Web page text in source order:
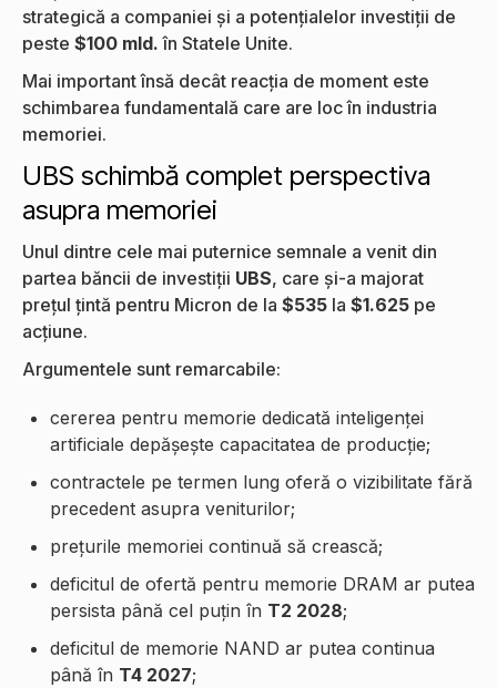
strategică a companiei și a potențialelor investiții de
peste $100 mld. în Statele Unite.
Mai important însă decât reacția de moment este
schimbarea fundamentală care are loc în industria
memoriei.
UBS schimbă complet perspectiva
asupra memoriei
Unul dintre cele mai puternice semnale a venit din
partea băncii de investiții UBS, care și-a majorat
prețul țintă pentru Micron de la $535 la $1.625 pe
acțiune.
Argumentele sunt remarcabile:
cererea pentru memorie dedicată inteligenței
artificiale depășește capacitatea de producție;
contractele pe termen lung oferă o vizibilitate fără
precedent asupra veniturilor;
prețurile memoriei continuă să crească;
deficitul de ofertă pentru memorie DRAM ar putea
persista până cel puțin în T2 2028;
deficitul de memorie NAND ar putea continua
până în T4 2027;